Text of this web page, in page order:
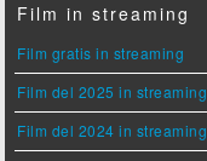
Film in streaming
Film gratis in streaming
Film del 2025 in streaming
Film del 2024 in streaming